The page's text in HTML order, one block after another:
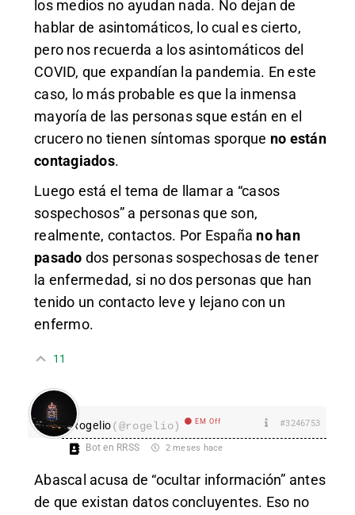
los medios no ayudan nada. No dejan de
hablar de asintomáticos, lo cual es cierto,
pero nos recuerda a los asintomáticos del
COVID, que expandían la pandemia. En este
caso, lo más probable es que la inmensa
mayoría de las personas sque están en el
crucero no tienen síntomas sporque no están
contagiados.
Luego está el tema de llamar a “casos
sospechosos” a personas que son,
realmente, contactos. Por España no han
pasado dos personas sospechosas de tener
la enfermedad, si no dos personas que han
tenido un contacto leve y lejano con un
enfermo.
11
Rogelio(@rogelio) EM Off #3246753
Bot en RRSS 2 meses hace
Abascal acusa de “ocultar información” antes
de que existan datos concluyentes. Eso no